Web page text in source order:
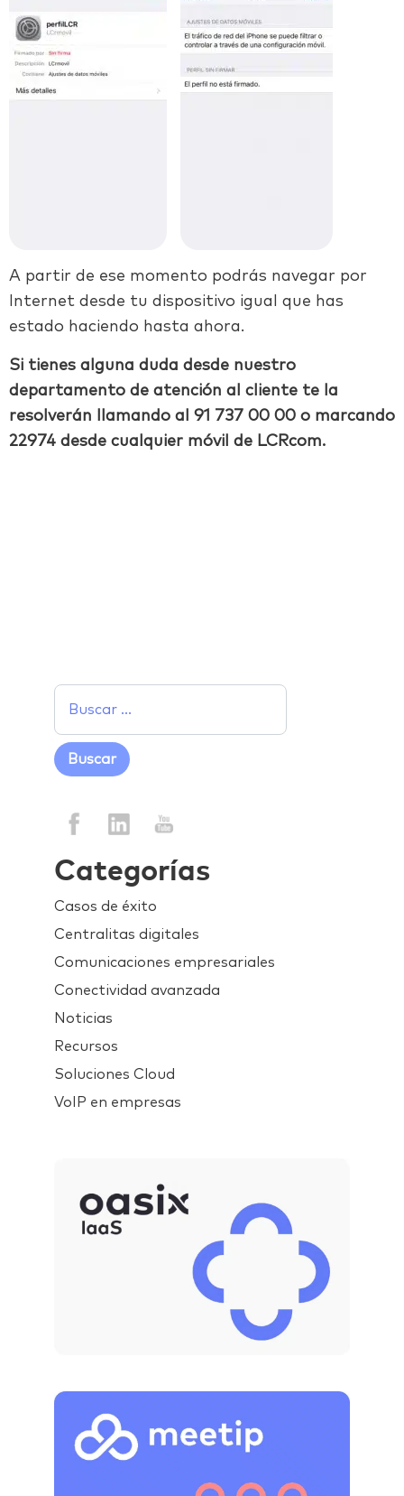
A partir de ese momento podrás navegar por
Internet desde tu dispositivo igual que has
estado haciendo hasta ahora.
Si tienes alguna duda desde nuestro
departamento de atención al cliente te la
resolverán llamando al 91 737 00 00 o marcando
22974 desde cualquier móvil de LCRcom.
Categorías
Casos de éxito
Centralitas digitales
Comunicaciones empresariales
Conectividad avanzada
Noticias
Recursos
Soluciones Cloud
VoIP en empresas